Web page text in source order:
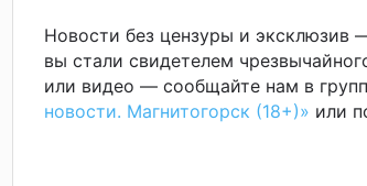
Новости без цензуры и эксклюзив
вы стали свидетелем
или видео — сообщайте нам в
новости. Магнитогорск (18+)» или